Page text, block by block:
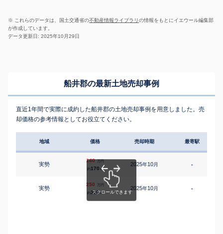
※ これらのデータは、国土交通省の不動産情報ライブラリの情報をもとにイエウール編集部
が作成しています。
データ更新日: 2025年10月29日
船井郡の最新土地売却事例
直近1年間で実際に成約した船井郡の土地売却事例を用意しました。売
却価格の参考情報としてお役立てください。
地域 価格 売却時期 最寄駅
実勢
140 万円
約170 ㎡
2025年10月 -
実勢
250 万円
約380㎡
2025年10月 -